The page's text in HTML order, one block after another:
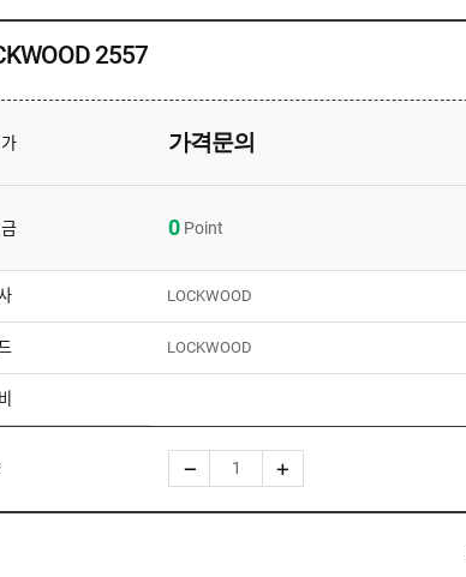
2557
가격문의
0 Point
LOCKWOOD
LOCKWOOD